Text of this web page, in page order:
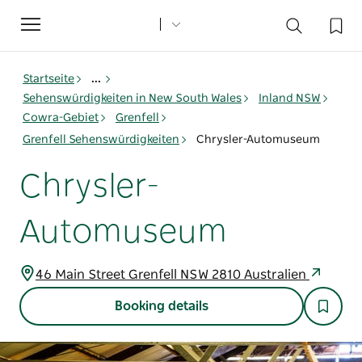
Toggle
navigation
Startseite
...
Sehenswürdigkeiten in New South Wales
Inland NSW
Cowra-Gebiet
Grenfell
Grenfell Sehenswürdigkeiten
Chrysler-Automuseum
Chrysler-
Automuseum
46 Main Street Grenfell NSW 2810 Australien
Booking details